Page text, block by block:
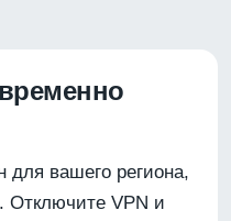
для вашего региона,
Отключите VPN и